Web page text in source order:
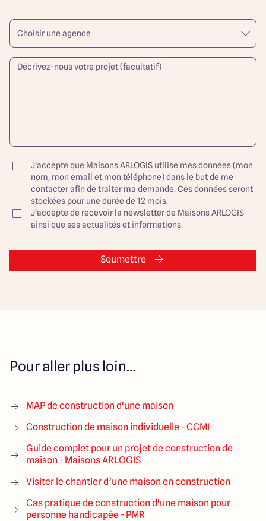
J'accepte que Maisons ARLOGIS utilise mes données (mon
nom, mon email et mon téléphone) dans le but de me
contacter afin de traiter ma demande. Ces données seront
stockées pour une durée de 12 mois.
J'accepte de recevoir la newsletter de Maisons ARLOGIS
ainsi que ses actualités et informations.
Soumettre
Pour aller plus loin…
MAP de construction d'une maison
Construction de maison individuelle - CCMI
Guide complet pour un projet de construction de
maison - Maisons ARLOGIS
Visiter le chantier d’une maison en construction
Cas pratique de construction d'une maison pour
personne handicapée - PMR